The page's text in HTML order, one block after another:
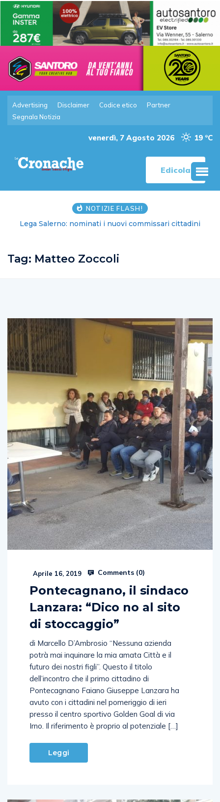
Advertising Disclaimer Codice etico
Partner
Segnala Notizia
venerdì, 7 Agosto 2026 19 °C
Edicola
NOTIZIE FLASH!
Lega Salerno: nominati i nuovi commissari cittadini
Tag: Matteo Zoccoli
Aprile 16, 2019 Comments (0)
Pontecagnano, il sindaco
Lanzara: “Dico no al sito
di stoccaggio”
di Marcello D’Ambrosio “Nessuna azienda
potrà mai inquinare la mia amata Città e il
futuro dei nostri figli”. Questo il titolo
dell’incontro che il primo cittadino di
Pontecagnano Faiano Giuseppe Lanzara ha
avuto con i cittadini nel pomeriggio di ieri
presso il centro sportivo Golden Goal di via
Irno. Il riferimento è proprio al potenziale […]
Leggi